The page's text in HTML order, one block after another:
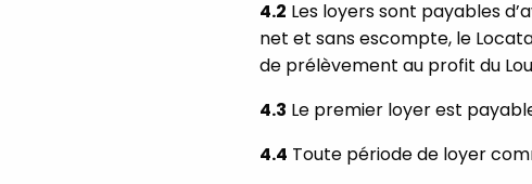
4.2 Les loyers sont payables
net et sans escompte, le
de prélèvement au profit du
4.3 Le premier loyer est
4.4 Toute période de loyer